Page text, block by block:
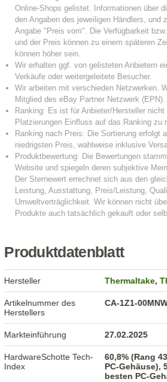
Produktdatenblatt
Hersteller Thermaltake,
Artikelnummer des
Herstellers
CA-1Z1-
Markteinführung 27.02.2025
HardwareSchotte Tech-
Index
60,8% (Rang
PC-Gehäuse),
besten PC-